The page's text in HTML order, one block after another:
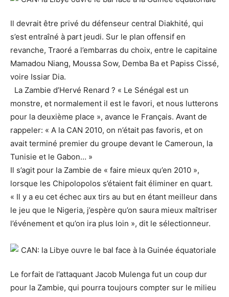
Il devrait être privé du défenseur central Diakhité, qui
s’est entraîné à part jeudi. Sur le plan offensif en
revanche, Traoré a l’embarras du choix, entre le capitaine
Mamadou Niang, Moussa Sow, Demba Ba et Papiss Cissé,
voire Issiar Dia.
La Zambie d’Hervé Renard ? « Le Sénégal est un
monstre, et normalement il est le favori, et nous lutterons
pour la deuxième place », avance le Français. Avant de
rappeler: « A la CAN 2010, on n’était pas favoris, et on
avait terminé premier du groupe devant le Cameroun, la
Tunisie et le Gabon… »
Il s’agit pour la Zambie de « faire mieux qu’en 2010 »,
lorsque les Chipolopolos s’étaient fait éliminer en quart.
« Il y a eu cet échec aux tirs au but en étant meilleur dans
le jeu que le Nigeria, j’espère qu’on saura mieux maîtriser
l’événement et qu’on ira plus loin », dit le sélectionneur.
Le forfait de l’attaquant Jacob Mulenga fut un coup dur
pour la Zambie, qui pourra toujours compter sur le milieu